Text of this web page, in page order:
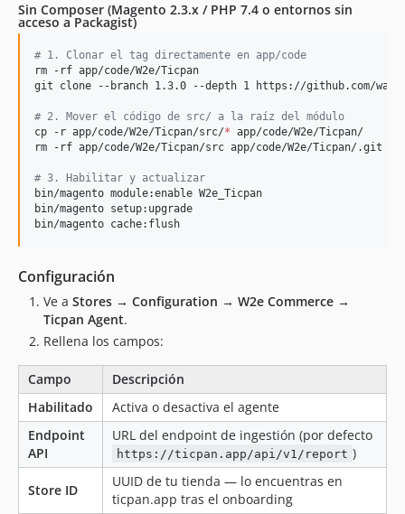
Sin Composer (Magento 2.3.x / PHP 7.4 o entornos sin
acceso a Packagist)
# 1. Clonar el tag directamente en app/code
rm -rf app/code/W2e/Ticpan
git clone --branch 1.3.0 --depth 1 https://github.com/
# 2. Mover el código de src/ a la raíz del módulo
cp -r app/code/W2e/Ticpan/src/* app/code/W2e/Ticpan/
rm -rf app/code/W2e/Ticpan/src app/code/W2e/Ticpan/.git
# 3. Habilitar y actualizar
bin/magento module:enable W2e_Ticpan
bin/magento setup:upgrade
bin/magento cache:flush
Configuración
Ve a Stores → Configuration → W2e Commerce →
Ticpan Agent.
Rellena los campos:
Campo
Descripción
Habilitado
Activa o desactiva el agente
Endpoint
API
URL del endpoint de ingestión (por defecto
https://ticpan.app/api/v1/report )
Store ID
UUID de tu tienda — lo encuentras en
ticpan.app tras el onboarding